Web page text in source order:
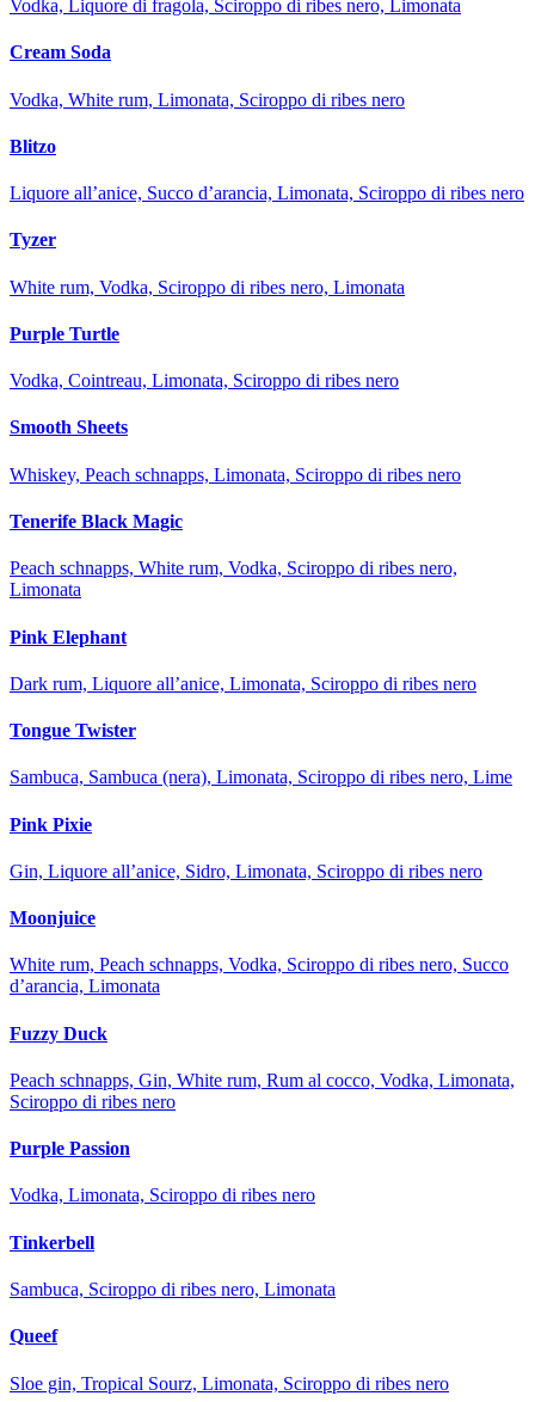
Vodka, Liquore di fragola, Sciroppo di ribes nero, Limonata
Cream Soda
Vodka, White rum, Limonata, Sciroppo di ribes nero
Blitzo
Liquore all’anice, Succo d’arancia, Limonata, Sciroppo di ribes nero
Tyzer
White rum, Vodka, Sciroppo di ribes nero, Limonata
Purple Turtle
Vodka, Cointreau, Limonata, Sciroppo di ribes nero
Smooth Sheets
Whiskey, Peach schnapps, Limonata, Sciroppo di ribes nero
Tenerife Black Magic
Peach schnapps, White rum, Vodka, Sciroppo di ribes nero,
Limonata
Pink Elephant
Dark rum, Liquore all’anice, Limonata, Sciroppo di ribes nero
Tongue Twister
Sambuca, Sambuca (nera), Limonata, Sciroppo di ribes nero, Lime
Pink Pixie
Gin, Liquore all’anice, Sidro, Limonata, Sciroppo di ribes nero
Moonjuice
White rum, Peach schnapps, Vodka, Sciroppo di ribes nero, Succo
d’arancia, Limonata
Fuzzy Duck
Peach schnapps, Gin, White rum, Rum al cocco, Vodka, Limonata,
Sciroppo di ribes nero
Purple Passion
Vodka, Limonata, Sciroppo di ribes nero
Tinkerbell
Sambuca, Sciroppo di ribes nero, Limonata
Queef
Sloe gin, Tropical Sourz, Limonata, Sciroppo di ribes nero